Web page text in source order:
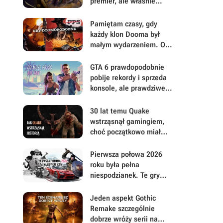
mu się uważniej
Pamiętam czasy, gdy
każdy klon Dooma był
małym wydarzeniem. Oto
FPS-y lat 90.
GTA 6 prawdopodobnie
pobije rekordy i sprzeda
konsole, ale prawdziwe
będą musieli mu
wybaczyć
30 lat temu Quake
wstrząsnął gamingiem,
choć początkowo miał
Pierwsza połowa 2026
roku była pełna
niespodzianek. Te gry
uwagę i Wasz czas
Jeden aspekt Gothic
Remake szczególnie
dobrze wróży serii na